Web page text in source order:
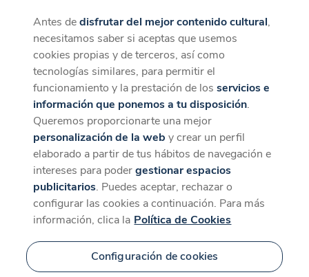
CaixaForum+
La mejor experiencia desde la App
Descargar
Antes dedisfrutar del mejor contenido cultural,
necesitamos saber si aceptas que usemos
cookies propias y de terceros, así como
tecnologías similares, para permitir el
funcionamiento y la prestación de losservicios e
información que ponemos a tu disposición.
Queremos proporcionarte una mejor
personalización de la web y crear un perfil
elaborado a partir de tus hábitos de navegación e
intereses para podergestionar espacios
publicitarios. Puedes aceptar, rechazar o
configurar las cookies a continuación. Para más
información, clica la Política de Cookies
Configuración de cookies